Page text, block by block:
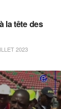
la tête des
2023